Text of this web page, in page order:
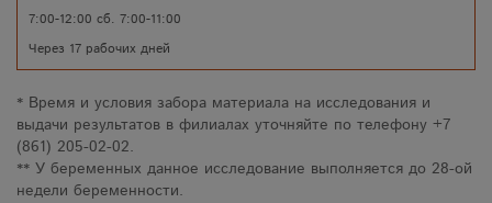
7:00-12:00 сб. 7:00-11:00
Через 17 рабочих дней
* Время и условия забора материала на исследования и
выдачи результатов в филиалах уточняйте по телефону +7
(861) 205-02-02.
** У беременных данное исследование выполняется до 28-ой
недели беременности.